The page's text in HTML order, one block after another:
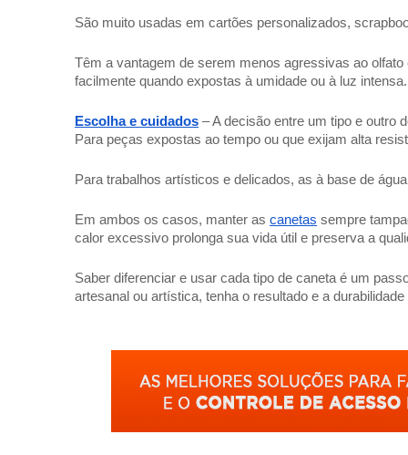
São muito usadas em cartões personalizados,
Têm a vantagem de serem menos agressivas ao
facilmente quando expostas à umidade ou à luz intensa.
Escolha e cuidados – A decisão entre um tipo e outro
Para peças expostas ao tempo ou que exijam alta
Para trabalhos artísticos e delicados, as à base de
Em ambos os casos, manter as canetas sempre
calor excessivo prolonga sua vida útil e preserva a
Saber diferenciar e usar cada tipo de caneta é um
artesanal ou artística, tenha o resultado e a